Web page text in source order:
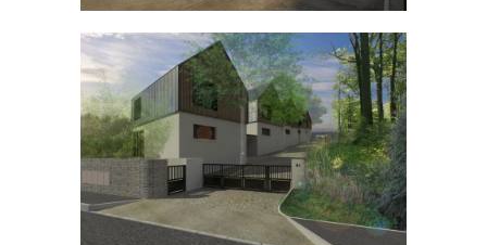
Hébergements agricoles à Ollainville
LOGEMENT COLLECTIF